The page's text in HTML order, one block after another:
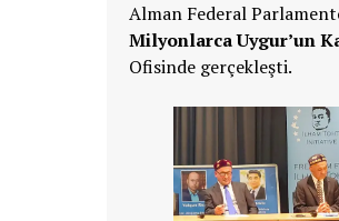
Alman Federal
Milyonlarca Uygur’un
Ofisinde gerçekleşti.